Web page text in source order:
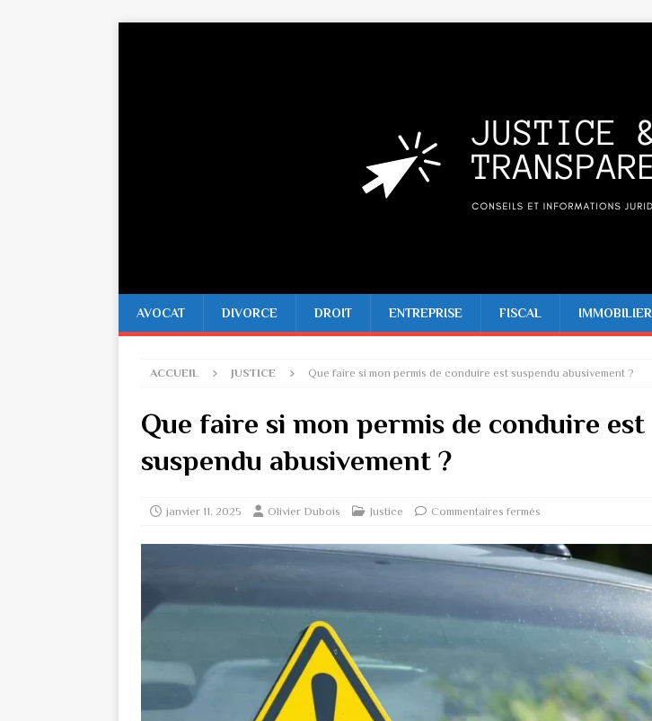
AVOCAT DIVORCE DROIT ENTREPRISE FISCAL IMMOBILIER
ACCUEIL JUSTICE Que faire si mon permis de conduire est suspendu abusivement ?
Que faire si mon permis de conduire est
suspendu abusivement ?
janvier 11, 2025 Olivier Dubois Justice Commentaires fermés